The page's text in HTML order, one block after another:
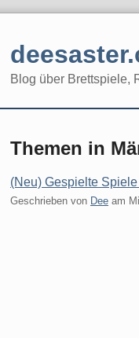
Blog über Brettspiele,
Themen in
(Neu) Gespielte
Geschrieben von Dee am